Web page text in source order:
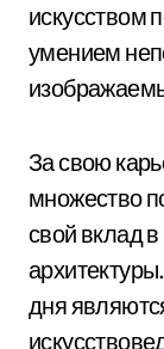
искусством
умением
За свою
множество
свой вклад в
дня